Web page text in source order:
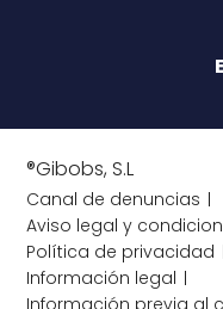
®Gibobs, S.L
Canal de denuncias
Aviso legal y
Política de privacidad
Información legal
Información previa al